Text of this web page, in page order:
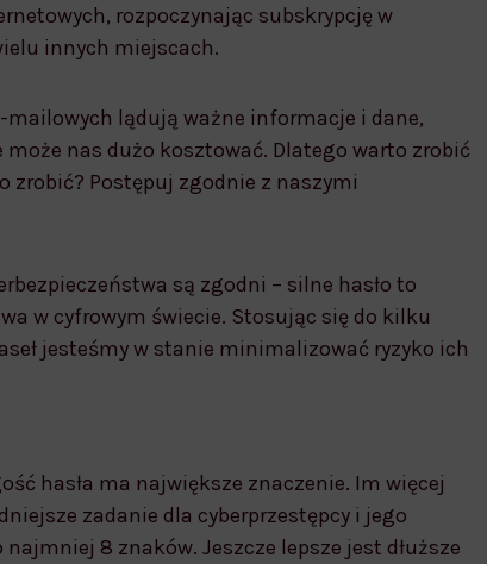
rozpoczynając subskrypcję w
innych miejscach.
lądują ważne informacje i dane,
może nas dużo kosztować. Dlatego warto zrobić
zrobić? Postępuj zgodnie z naszymi
są zgodni – silne hasło to
w cyfrowym świecie. Stosując się do kilku
jesteśmy w stanie minimalizować ryzyko ich
hasła ma największe znaczenie. Im więcej
zadanie dla cyberprzestępcy i jego
8 znaków. Jeszcze lepsze jest dłuższe